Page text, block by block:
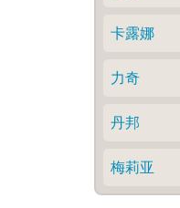
卡露娜
力奇
丹邦
梅莉亚